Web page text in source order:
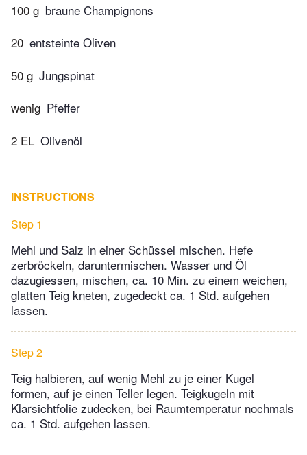
100 g braune Champignons
20 entsteinte Oliven
50 g Jungspinat
wenig Pfeffer
2 EL Olivenöl
INSTRUCTIONS
Step 1
Mehl und Salz in einer Schüssel mischen. Hefe
zerbröckeln, daruntermischen. Wasser und Öl
dazugiessen, mischen, ca. 10 Min. zu einem weichen,
glatten Teig kneten, zugedeckt ca. 1 Std. aufgehen
lassen.
Step 2
Teig halbieren, auf wenig Mehl zu je einer Kugel
formen, auf je einen Teller legen. Teigkugeln mit
Klarsichtfolie zudecken, bei Raumtemperatur nochmals
ca. 1 Std. aufgehen lassen.